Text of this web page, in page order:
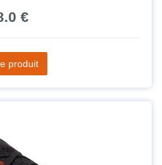
€
produit